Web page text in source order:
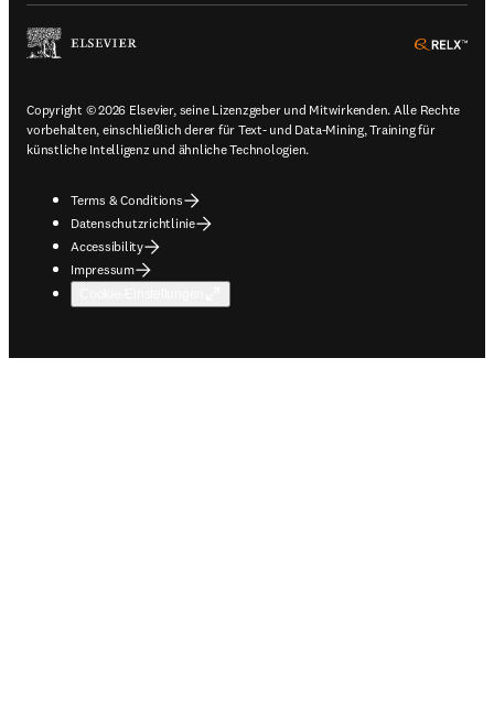
Copyright © 2026 Elsevier, seine Lizenzgeber und Mitwirkenden. Alle Rechte
vorbehalten, einschließlich derer für Text- und Data-Mining, Training für
künstliche Intelligenz und ähnliche Technologien.
Terms & Conditions
Datenschutzrichtlinie
Accessibility
Impressum